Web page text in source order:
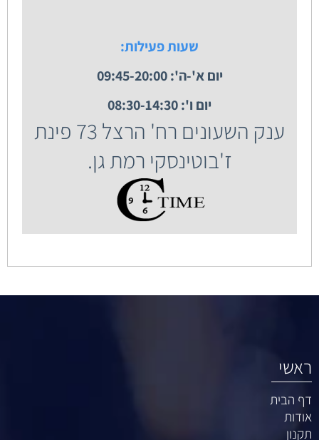
שעות פעילות:
יום א'-ה': 09:45-20:00
יום ו': 08:30-14:30
ענק השעונים רח' הרצל 73 פינת
ז'בוטינסקי רמת גן.
ראשי
דף הבית
אודות
תקנון